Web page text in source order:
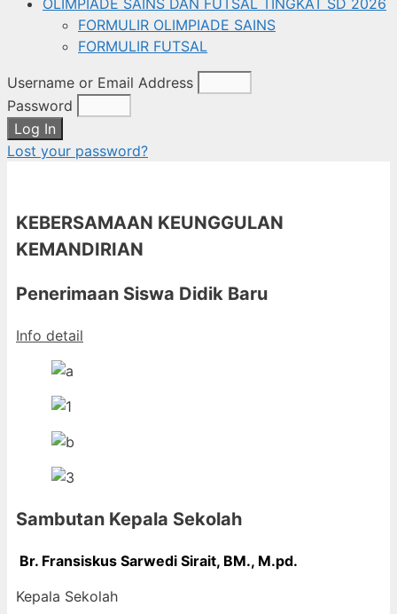
OLIMPIADE SAINS DAN FUTSAL TINGKAT SD 2026
FORMULIR OLIMPIADE SAINS
FORMULIR FUTSAL
Username or Email Address
Password
Log In
Lost your password?
KEBERSAMAAN KEUNGGULAN
KEMANDIRIAN
Penerimaan Siswa Didik Baru
Info detail
Sambutan Kepala Sekolah
Br. Fransiskus Sarwedi Sirait, BM., M.pd.
Kepala Sekolah